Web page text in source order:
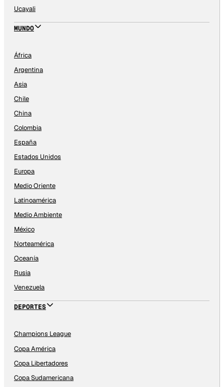
Ucayali
MUNDO
África
Argentina
Asia
Chile
China
Colombia
España
Estados Unidos
Europa
Medio Oriente
Latinoamérica
Medio Ambiente
México
Norteamérica
Oceanía
Rusia
Venezuela
DEPORTES
Champions League
Copa América
Copa Libertadores
Copa Sudamericana